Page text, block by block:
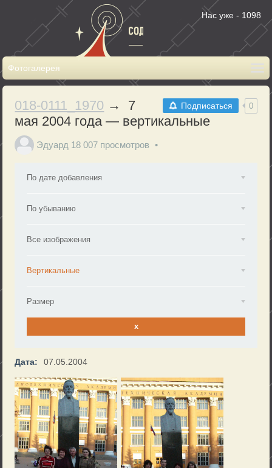
Нас уже - 1098
Подписаться 0
018-0111_1970 → 7
мая 2004 года — вертикальные
Эдуард 18 007 просмотров
По дате добавления
По убыванию
Все изображения
Вертикальные
Размер
x
Дата: 07.05.2004